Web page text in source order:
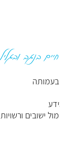
בעמותה
ישובים ורשויות